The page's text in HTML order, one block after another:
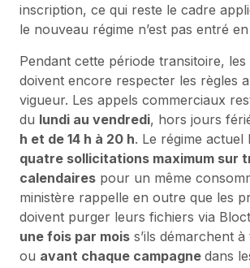
inscription, ce qui reste le cadre
le nouveau régime n’est pas entré
Pendant cette période transitoire,
doivent encore respecter les règles
vigueur. Les appels commerciaux
du lundi au vendredi, hors jours
h et de 14 h à 20 h. Le régime actuel
quatre sollicitations maximum sur
calendaires pour un même
ministère rappelle en outre que les
doivent purger leurs fichiers via
une fois par mois s’ils démarchent
ou avant chaque campagne dans